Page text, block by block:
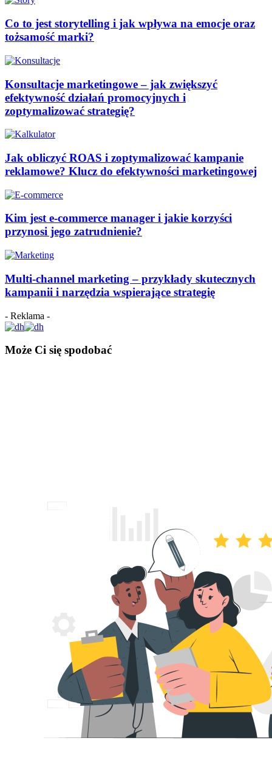
Co to jest storytelling i jak wpływa na emocje oraz
tożsamość marki?
Konsultacje marketingowe – jak zwiększyć
efektywność działań promocyjnych i
zoptymalizować strategię?
Jak obliczyć ROAS i zoptymalizować kampanie
reklamowe? Klucz do efektywności marketingowej
Kim jest e-commerce manager i jakie korzyści
przynosi jego zatrudnienie?
Multi-channel marketing – przykłady skutecznych
kampanii i narzędzia wspierające strategię
- Reklama -
Może Ci się spodobać